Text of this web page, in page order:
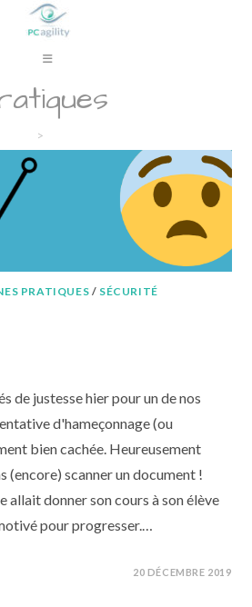
>
PRATIQUES / SÉCURITÉ
de justesse hier pour un de nos
d'hameçonnage (ou
bien cachée. Heureusement
(encore) scanner un document !
allait donner son cours à son élève
pour progresser.…
20 DÉCEMBRE 2019